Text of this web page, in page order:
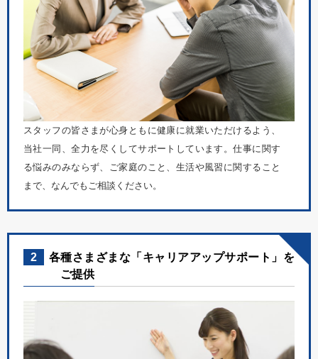
スタッフの皆さまが心身ともに健康に就業いただけるよう、
当社一同、全力を尽くしてサポートしています。仕事に関す
る悩みのみならず、ご家庭のこと、生活や風習に関すること
まで、なんでもご相談ください。
2
各種さまざまな「キャリアアップサポート」を
ご提供